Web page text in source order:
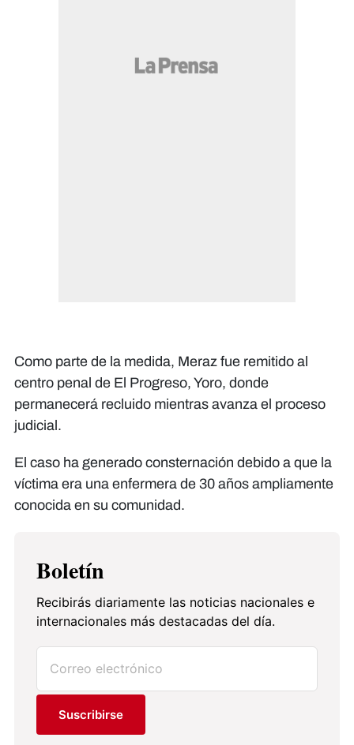
Como parte de la medida, Meraz fue remitido al
centro penal de El Progreso, Yoro, donde
permanecerá recluido mientras avanza el proceso
judicial.
El caso ha generado consternación debido a que la
víctima era una enfermera de 30 años ampliamente
conocida en su comunidad.
Boletín
Recibirás diariamente las noticias nacionales e
internacionales más destacadas del día.
Suscribirse